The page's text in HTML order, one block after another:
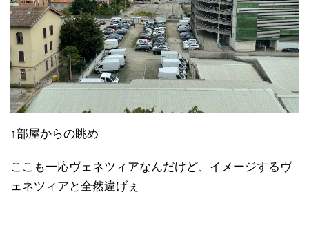
↑部屋からの眺め
ここも一応ヴェネツィアなんだけど、イメージするヴ
ェネツィアと全然違げぇ